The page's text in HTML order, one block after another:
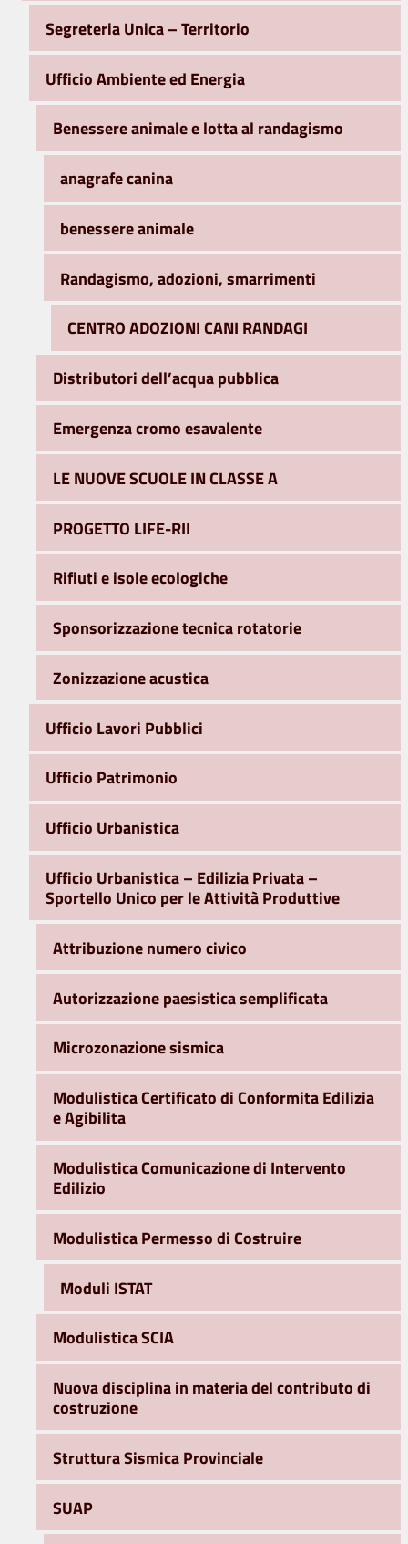
Segreteria Unica – Territorio
Ufficio Ambiente ed Energia
Benessere animale e lotta al randagismo
anagrafe canina
benessere animale
Randagismo, adozioni, smarrimenti
CENTRO ADOZIONI CANI RANDAGI
Distributori dell’acqua pubblica
Emergenza cromo esavalente
LE NUOVE SCUOLE IN CLASSE A
PROGETTO LIFE-RII
Rifiuti e isole ecologiche
Sponsorizzazione tecnica rotatorie
Zonizzazione acustica
Ufficio Lavori Pubblici
Ufficio Patrimonio
Ufficio Urbanistica
Ufficio Urbanistica – Edilizia Privata –
Sportello Unico per le Attività Produttive
Attribuzione numero civico
Autorizzazione paesistica semplificata
Microzonazione sismica
Modulistica Certificato di Conformita Edilizia
e Agibilita
Modulistica Comunicazione di Intervento
Edilizio
Modulistica Permesso di Costruire
Moduli ISTAT
Modulistica SCIA
Nuova disciplina in materia del contributo di
costruzione
Struttura Sismica Provinciale
SUAP